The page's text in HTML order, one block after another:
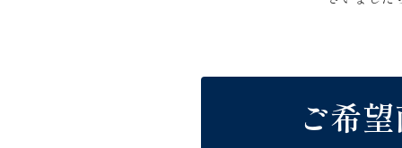
ご希